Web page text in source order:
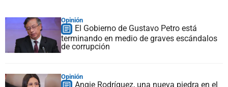
Opinión
El Gobierno de Gustavo Petro está
terminando en medio de graves escándalos
de corrupción
Opinión
Angie Rodríguez, una nueva piedra en el